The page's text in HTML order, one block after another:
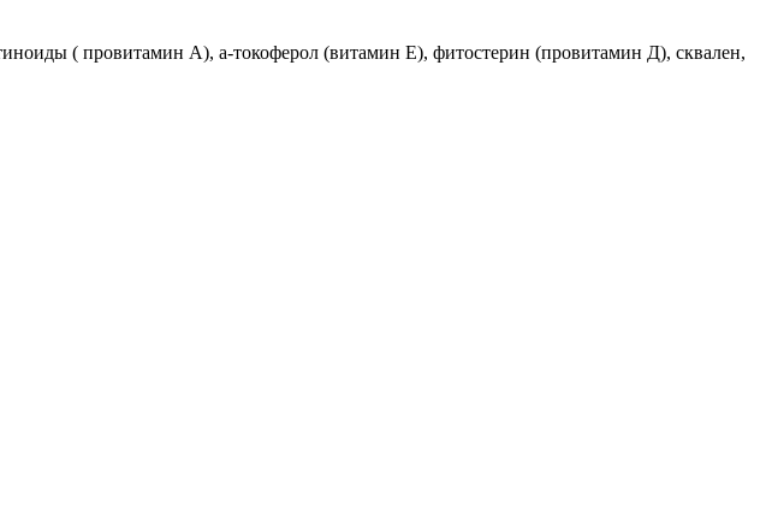
( провитамин А), а-токоферол (витамин Е), фитостерин (провитамин Д), сквален,